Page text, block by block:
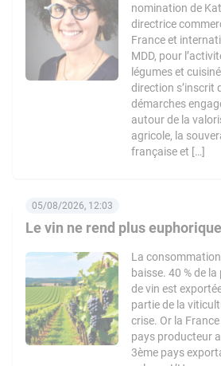
nomination de
directrice
France et
MDD, pour
légumes et
direction s’inscrit
démarches
autour de la
agricole, la
française et […]
Le vin ne rend plus euphorique
05/08/2026, 12:03
La
baisse. 40 % de
de vin est
partie de la
crise. Or la
pays producteur
3ème pays